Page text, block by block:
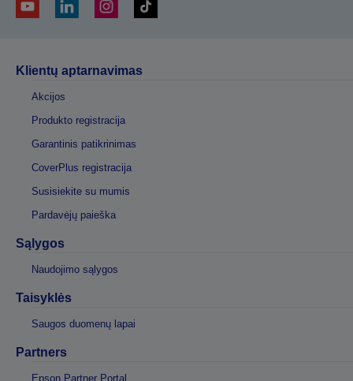
Klientų aptarnavimas
Akcijos
Produkto registracija
Garantinis patikrinimas
CoverPlus registracija
Susisiekite su mumis
Pardavėjų paieška
Sąlygos
Naudojimo sąlygos
Taisyklės
Saugos duomenų lapai
Partners
Epson Partner Portal